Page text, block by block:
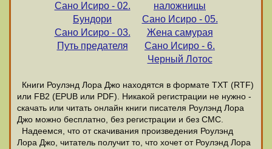
Сано Исиро - 02.
Бундори
Сано Исиро - 03.
Путь предателя
наложницы
Сано Исиро - 05.
Жена самурая
Сано Исиро - 6.
Черный Лотос
Книги Роулэнд Лора Джо находятся в формате ТХТ (RTF)
или FB2 (EPUB или PDF). Никакой регистрации не нужно -
скачать или читать онлайн книги писателя Роулэнд Лора
Джо можно бесплатно, без регистрации и без СМС.
Надеемся, что от скачивания произведения Роулэнд
Лора Джо, читатель получит то, что хочет от Роулэнд Лора